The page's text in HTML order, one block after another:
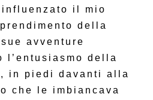
il mio
della
avventure
l’entusiasmo della
in piedi davanti alla
che le imbiancava